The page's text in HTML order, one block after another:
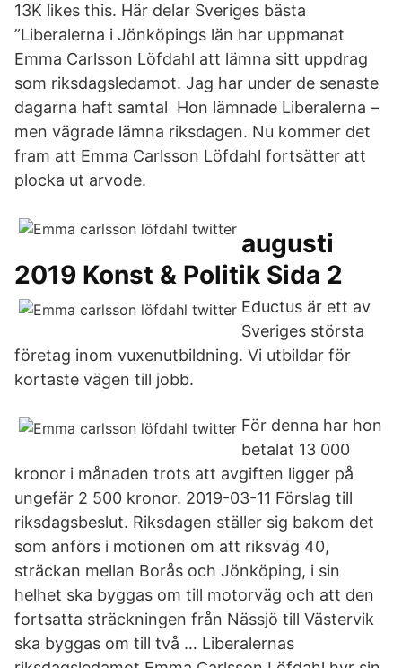
13K likes this. Här delar Sveriges bästa
”Liberalerna i Jönköpings län har uppmanat
Emma Carlsson Löfdahl att lämna sitt uppdrag
som riksdagsledamot. Jag har under de senaste
dagarna haft samtal Hon lämnade Liberalerna –
men vägrade lämna riksdagen. Nu kommer det
fram att Emma Carlsson Löfdahl fortsätter att
plocka ut arvode.
augusti
2019 Konst & Politik Sida 2
Eductus är ett av
Sveriges största
företag inom vuxenutbildning. Vi utbildar för
kortaste vägen till jobb.
För denna har hon
betalat 13 000
kronor i månaden trots att avgiften ligger på
ungefär 2 500 kronor. 2019-03-11 Förslag till
riksdagsbeslut. Riksdagen ställer sig bakom det
som anförs i motionen om att riksväg 40,
sträckan mellan Borås och Jönköping, i sin
helhet ska byggas om till motorväg och att den
fortsatta sträckningen från Nässjö till Västervik
ska byggas om till två … Liberalernas